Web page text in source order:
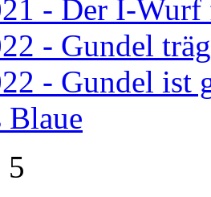
- Der I-Wurf
- Gundel
- Gundel ist
Blaue
5